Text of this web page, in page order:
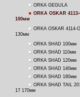
ORKA GEGULA
ORKA OSKAR 4113-
100мм
ORKA OSKAR 4114-
130мм
ORKA SHAD 100мм
ORKA SHAD 110мм
ORKA SHAD 120мм
ORKA SHAD 140мм
ORKA SHAD 180мм
ORKA SHAD TAIL
17 170мм